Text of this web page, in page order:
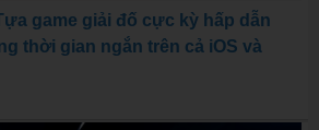
game giải đố cực kỳ hấp dẫn
thời gian ngắn trên cả iOS và